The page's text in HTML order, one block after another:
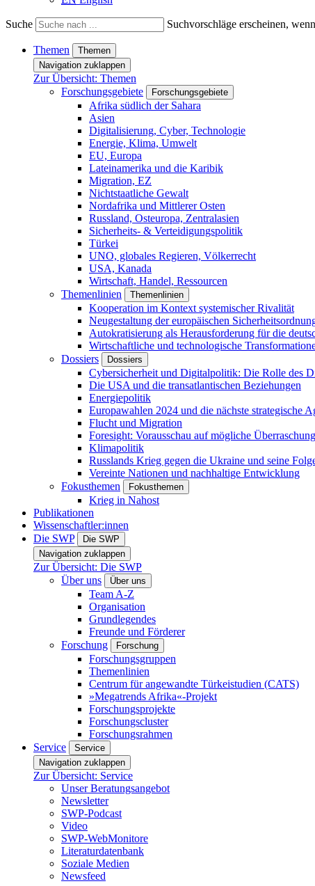
Suche Suchvorschläge erscheinen,
Themen
Themen
Navigation zuklappen
Zur Übersicht: Themen
Forschungsgebiete
Forschungsgebiete
Afrika südlich der Sahara
Asien
Digitalisierung, Cyber, Technologie
Energie, Klima, Umwelt
EU, Europa
Lateinamerika und die Karibik
Migration, EZ
Nichtstaatliche Gewalt
Nordafrika und Mittlerer Osten
Russland, Osteuropa, Zentralasien
Sicherheits- & Verteidigungspolitik
Türkei
UNO, globales Regieren, Völkerrecht
USA, Kanada
Wirtschaft, Handel, Ressourcen
Themenlinien
Themenlinien
Kooperation im Kontext systemischer Rivalität
Neugestaltung der europäischen
Autokratisierung als Herausforderung für die
Wirtschaftliche und technologische
Dossiers
Dossiers
Cybersicherheit und Digitalpolitik: Die Rolle des
Die USA und die transatlantischen Beziehungen
Energiepolitik
Europawahlen 2024 und die nächste strategische
Flucht und Migration
Foresight: Vorausschau auf mögliche
Klimapolitik
Russlands Krieg gegen die Ukraine und seine
Vereinte Nationen und nachhaltige Entwicklung
Fokusthemen
Fokusthemen
Krieg in Nahost
Publikationen
Wissenschaftler:innen
Die SWP
Die SWP
Navigation zuklappen
Zur Übersicht: Die SWP
Über uns
Über uns
Team A-Z
Organisation
Grundlegendes
Freunde und Förderer
Forschung
Forschung
Forschungsgruppen
Themenlinien
Centrum für angewandte Türkeistudien (CATS)
»Megatrends Afrika«-Projekt
Forschungsprojekte
Forschungscluster
Forschungsrahmen
Service
Service
Navigation zuklappen
Zur Übersicht: Service
Unser Beratungsangebot
Newsletter
SWP-Podcast
Video
SWP-WebMonitore
Literaturdatenbank
Soziale Medien
Newsfeed